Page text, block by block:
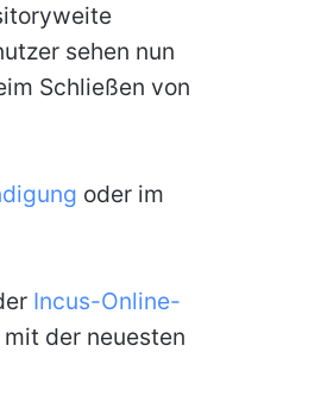
sehen nun
Schließen von
oder im
Incus-Online-
der neuesten